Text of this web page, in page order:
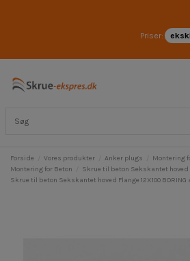
Priser:
Forside Vores produkter Anker plugs
Montering
Montering for Beton
Skrue til beton Sekskantet hoved
Skrue til beton Sekskantet hoved Flange 12X100 BORING